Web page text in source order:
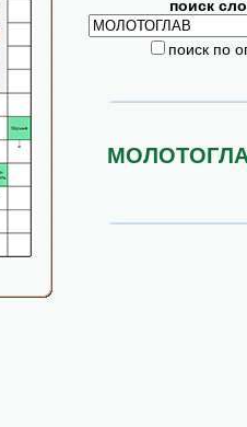
поиск
поиск по